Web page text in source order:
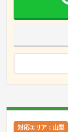
対応エリア：山梨